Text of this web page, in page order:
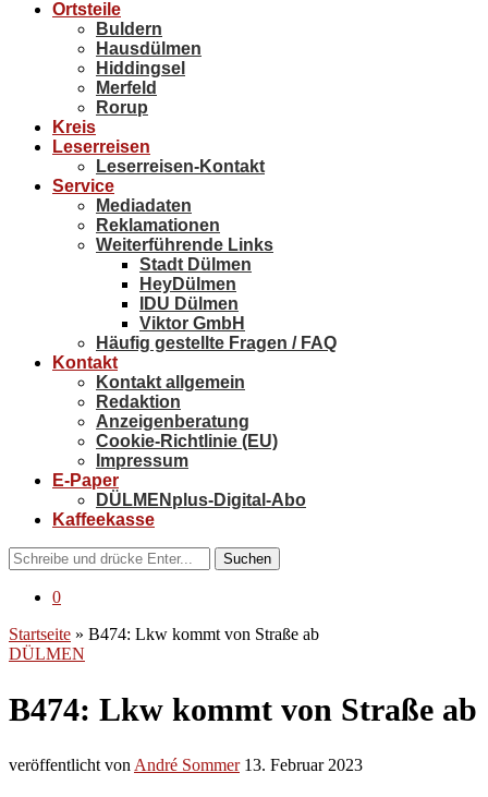
Ortsteile
Buldern
Hausdülmen
Hiddingsel
Merfeld
Rorup
Kreis
Leserreisen
Leserreisen-Kontakt
Service
Mediadaten
Reklamationen
Weiterführende Links
Stadt Dülmen
HeyDülmen
IDU Dülmen
Viktor GmbH
Häufig gestellte Fragen / FAQ
Kontakt
Kontakt allgemein
Redaktion
Anzeigenberatung
Cookie-Richtlinie (EU)
Impressum
E-Paper
DÜLMENplus-Digital-Abo
Kaffeekasse
Suchen
0
Startseite » B474: Lkw kommt von Straße ab
DÜLMEN
B474: Lkw kommt von Straße ab
veröffentlicht von André Sommer 13. Februar 2023